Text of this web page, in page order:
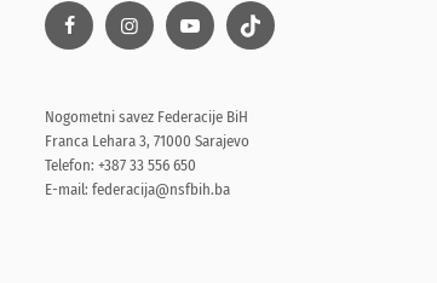
Nogometni savez Federacije BiH
Franca Lehara 3, 71000 Sarajevo
Telefon: +387 33 556 650
E-mail: federacija@nsfbih.ba